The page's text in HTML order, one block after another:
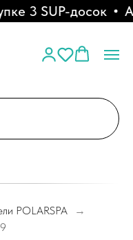
3 SUP-досок
POLARSPA
→